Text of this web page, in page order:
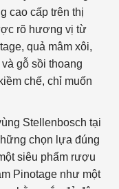
cao cấp trên thị
rõ hương vị từ
quả mâm xôi,
gỗ sồi thoang
chế, chỉ muốn
Stellenbosch tại
chọn lựa đúng
siêu phẩm rượu
Pinotage như một